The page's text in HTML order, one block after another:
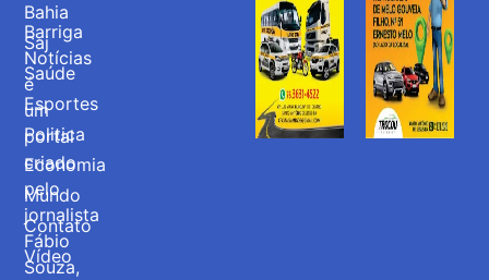
Barriga
Notícias
é
um
portal
criado
pelo
jornalista
Fábio
Souza,
Bahia
Saj
Saúde
Esportes
Politica
Economia
Mundo
Contato
Vídeo